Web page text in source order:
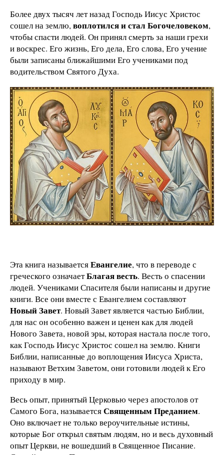
Более двух тысяч лет назад Господь Иисус Христос
сошел на землю, воплотился и стал Богочеловеком,
чтобы спасти людей. Он принял смерть за наши грехи
и воскрес. Его жизнь, Его дела, Его слова, Его учение
были записаны ближайшими Его учениками под
водительством Святого Духа.
Эта книга называетсяЕвангелие, что в переводе с
греческого означаетБлагая весть. Весть о спасении
людей. Учениками Спасителя были написаны и другие
книги. Все они вместе с Евангелием составляют
Новый Завет. Новый Завет является частью Библии,
для нас он особенно важен и ценен как для людей
Нового Завета, новой эры, которая настала после того,
как Господь Иисус Христос сошел на землю. Книги
Библии, написанные до воплощения Иисуса Христа,
называют Ветхим Заветом, они готовили людей к Его
приходу в мир.
Весь опыт, принятый Церковью через апостолов от
Самого Бога, называетсяСвященным Преданием.
Оно включает не только вероучительные истины,
которые Бог открыл святым людям, но и весь духовный
опыт Церкви, не вошедший в Священное Писание.